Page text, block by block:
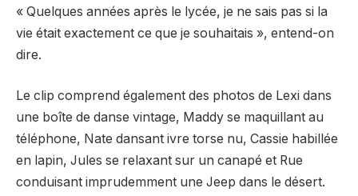
« Quelques années après le lycée, je ne sais pas si la
vie était exactement ce que je souhaitais », entend-on
dire.
Le clip comprend également des photos de Lexi dans
une boîte de danse vintage, Maddy se maquillant au
téléphone, Nate dansant ivre torse nu, Cassie habillée
en lapin, Jules se relaxant sur un canapé et Rue
conduisant imprudemment une Jeep dans le désert.